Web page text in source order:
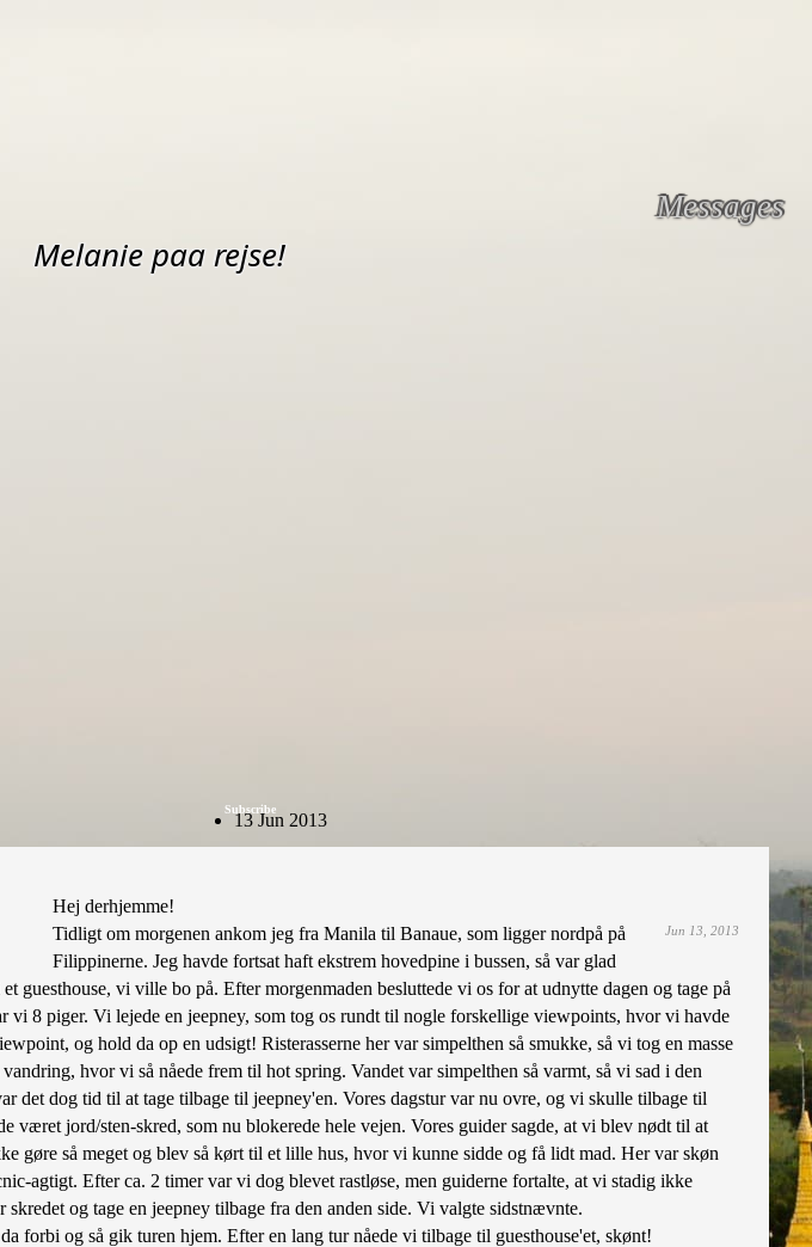
Messages
Subscribe
Melanie paa rejse!
13 Jun 2013
Jun 13, 2013
Hej derhjemme!
Tidligt om morgenen ankom jeg fra Manila til Banaue, som ligger nordpå på
Filippinerne. Jeg havde fortsat haft ekstrem hovedpine i bussen, så var glad
guesthouse, vi ville bo på. Efter morgenmaden besluttede vi os for at udnytte dagen og tage på
vi 8 piger. Vi lejede en jeepney, som tog os rundt til nogle forskellige viewpoints, hvor vi havde
og hold da op en udsigt! Risterasserne her var simpelthen så smukke, så vi tog en masse
hvor vi så nåede frem til hot spring. Vandet var simpelthen så varmt, så vi sad i den
dog tid til at tage tilbage til jeepney'en. Vores dagstur var nu ovre, og vi skulle tilbage til
jord/sten-skred, som nu blokerede hele vejen. Vores guider sagde, at vi blev nødt til at
så meget og blev så kørt til et lille hus, hvor vi kunne sidde og få lidt mad. Her var skøn
agtigt. Efter ca. 2 timer var vi dog blevet rastløse, men guiderne fortalte, at vi stadig ikke
og tage en jeepney tilbage fra den anden side. Vi valgte sidstnævnte.
forbi og så gik turen hjem. Efter en lang tur nåede vi tilbage til guesthouse'et, skønt!